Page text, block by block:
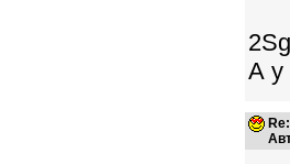
А у